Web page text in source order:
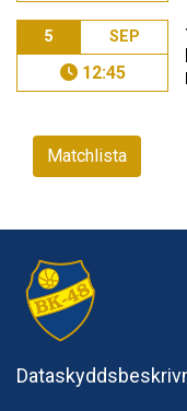
5 SEP
12:45
Matchlista